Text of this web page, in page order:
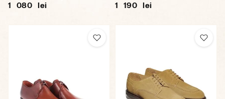
1 080 lei 1 190 lei